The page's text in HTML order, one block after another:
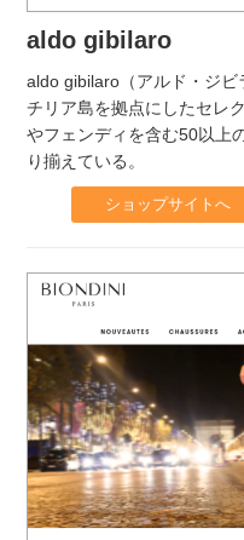
aldo gibilaro
aldo gibilaro（アルド・ジ
チリア島を拠点にしたセレ
やフェンディを含む50以上
り揃えている。
ショップサイトへ